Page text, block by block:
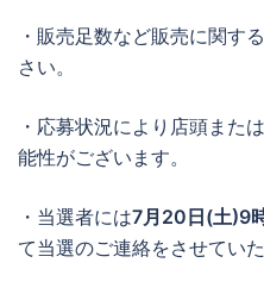
・販売足数など販売に関す
さい。
・応募状況により店頭また
能性がございます。
・当選者には7月20日(土)9
て当選のご連絡をさせていた